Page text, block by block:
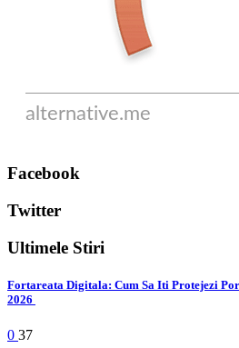
Facebook
Twitter
Ultimele Stiri
Fortareata Digitala: Cum Sa Iti Protejezi
2026
0 37